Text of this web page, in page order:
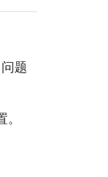
题